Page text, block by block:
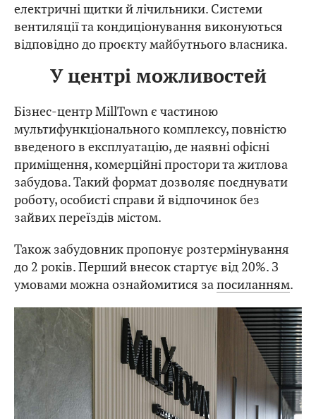
електричні щитки й лічильники. Системи
вентиляції та кондиціонування виконуються
відповідно до проєкту майбутнього власника.
У центрі можливостей
Бізнес-центр MillTown є частиною
мультифункціонального комплексу, повністю
введеного в експлуатацію, де наявні офісні
приміщення, комерційні простори та житлова
забудова. Такий формат дозволяє поєднувати
роботу, особисті справи й відпочинок без
зайвих переїздів містом.
Також забудовник пропонує розтермінування
до 2 років. Перший внесок стартує від 20%. З
умовами можна ознайомитися запосиланням.